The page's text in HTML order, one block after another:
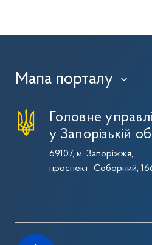
Мапа порталу ›
Головне
у Запорізькій
69107, м. Запоріжжя,
проспект Соборний,